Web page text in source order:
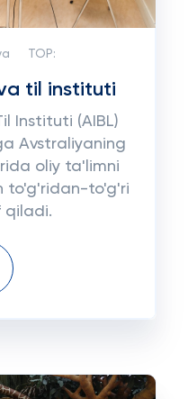
TOP:
til instituti
Instituti (AIBL)
Avstraliyaning
oliy ta'limni
to'g'ridan-to'g'ri
qiladi.